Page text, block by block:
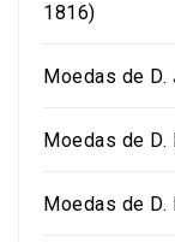
1816)
Moedas de
Moedas de
Moedas de